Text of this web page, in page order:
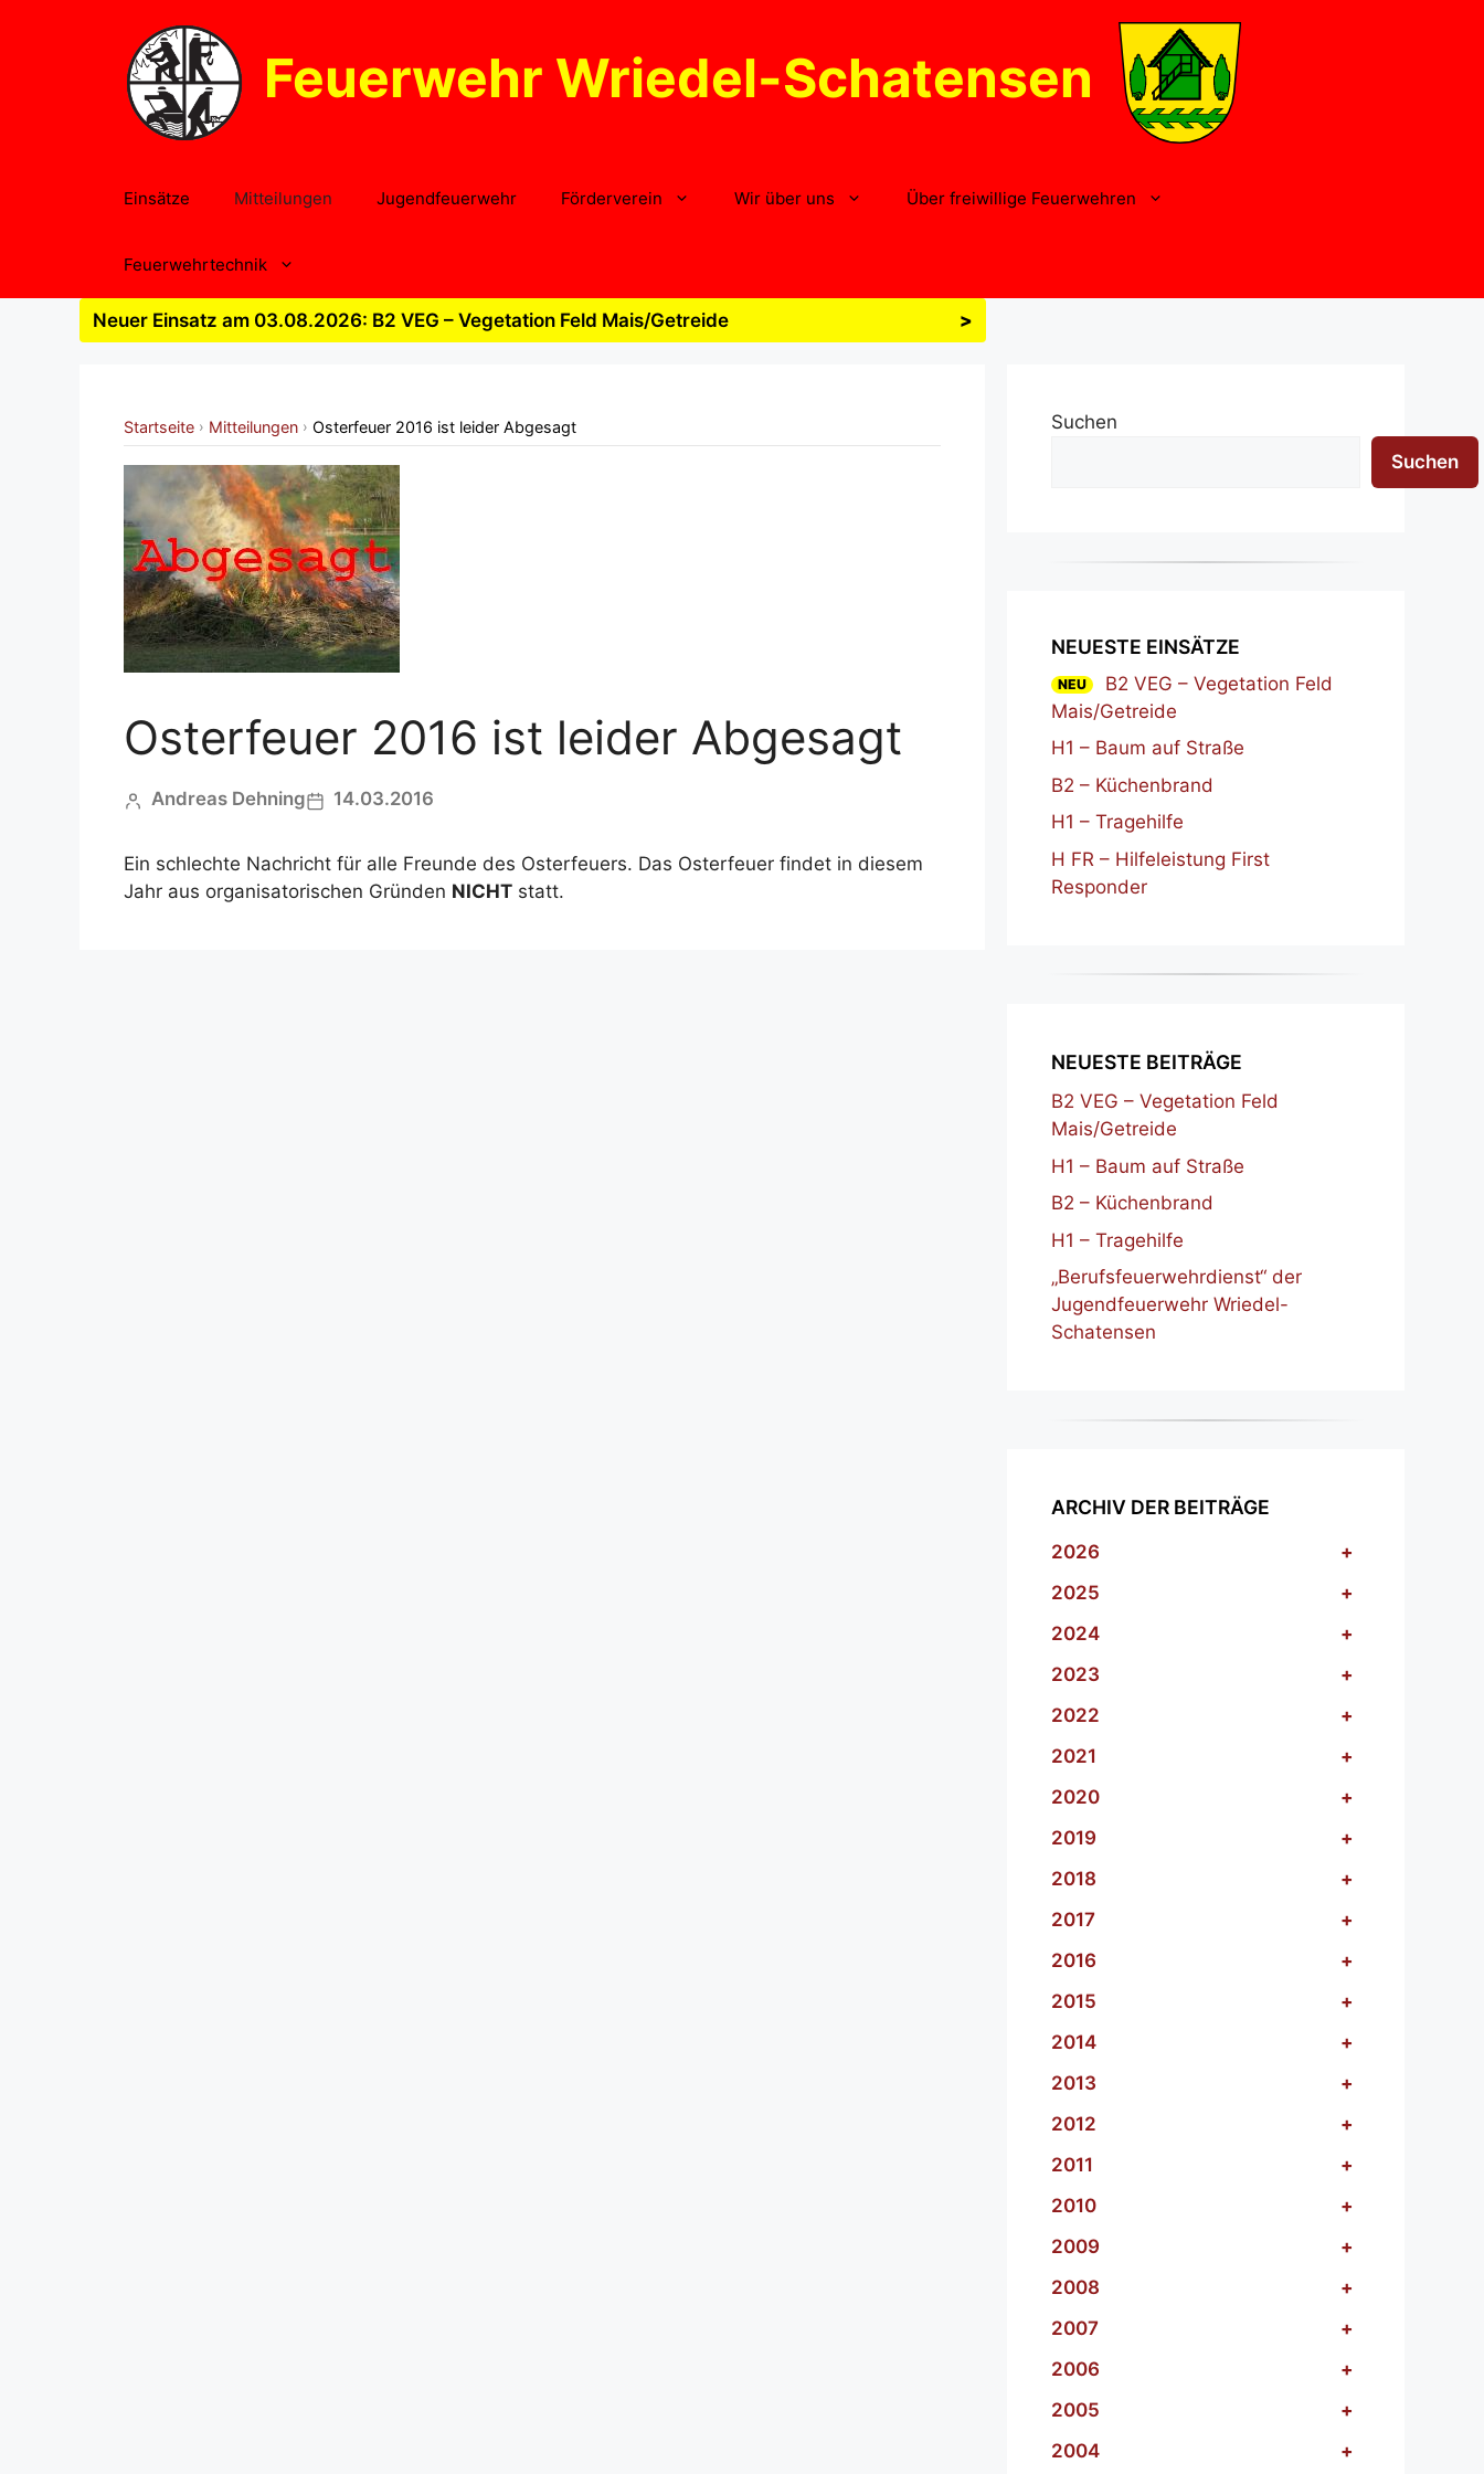
Feuerwehr Wriedel-Schatensen
Einsätze Mitteilungen Jugendfeuerwehr Förderverein Wir über uns Über freiwillige Feuerwehren
Feuerwehrtechnik
Neuer Einsatz am 03.08.2026: B2 VEG – Vegetation Feld Mais/Getreide >
Startseite › Mitteilungen › Osterfeuer 2016 ist leider Abgesagt
Osterfeuer 2016 ist leider Abgesagt
Andreas Dehning 14.03.2016
Ein schlechte Nachricht für alle Freunde des Osterfeuers. Das Osterfeuer findet in diesem
Jahr aus organisatorischen Gründen NICHT statt.
Suchen
Suchen
NEUESTE EINSÄTZE
NEU
B2 VEG – Vegetation Feld
Mais/Getreide
H1 – Baum auf Straße
B2 – Küchenbrand
H1 – Tragehilfe
H FR – Hilfeleistung First
Responder
NEUESTE BEITRÄGE
B2 VEG – Vegetation Feld
Mais/Getreide
H1 – Baum auf Straße
B2 – Küchenbrand
H1 – Tragehilfe
„Berufsfeuerwehrdienst“ der
Jugendfeuerwehr Wriedel-
Schatensen
ARCHIV DER BEITRÄGE
2026
+
2025
+
2024
+
2023
+
2022
+
2021
+
2020
+
2019
+
2018
+
2017
+
2016
+
2015
+
2014
+
2013
+
2012
+
2011
+
2010
+
2009
+
2008
+
2007
+
2006
+
2005
+
2004
+